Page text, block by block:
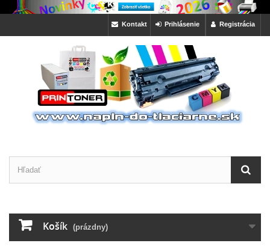
Registrácia
Prihlásenie
Kontakt
Košík (prázdny)